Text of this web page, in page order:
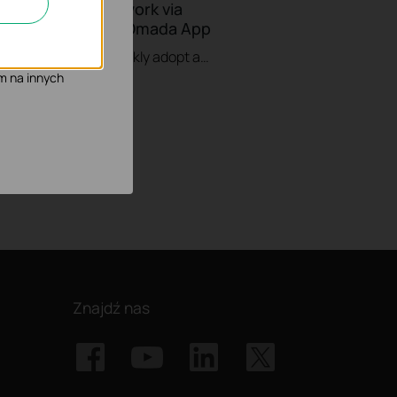
a Mesh Network via
Using Omada App
This video will guide you to quickly adopt and configure mesh EAP and select different Uplink APs via Omada Controller by using the Omada App.
Znajdź nas
poprawę i
na innych